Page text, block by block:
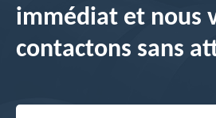
immédiat et nous
contactons sans